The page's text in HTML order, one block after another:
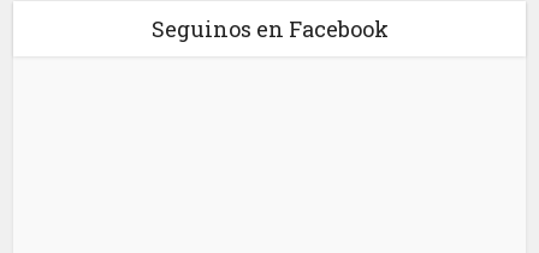
Seguinos en Facebook